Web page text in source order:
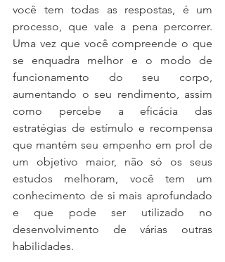
você tem todas as respostas, é um
processo, que vale a pena percorrer.
Uma vez que você compreende o que
se enquadra melhor e o modo de
funcionamento do seu corpo,
aumentando o seu rendimento, assim
como percebe a eficácia das
estratégias de estímulo e recompensa
que mantém seu empenho em prol de
um objetivo maior, não só os seus
estudos melhoram, você tem um
conhecimento de si mais aprofundado
e que pode ser utilizado no
desenvolvimento de várias outras
habilidades.